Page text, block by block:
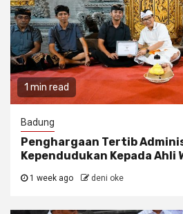
1 min read
Badung
Penghargaan Tertib
Kependudukan Kepada Ahli
1 week ago deni oke